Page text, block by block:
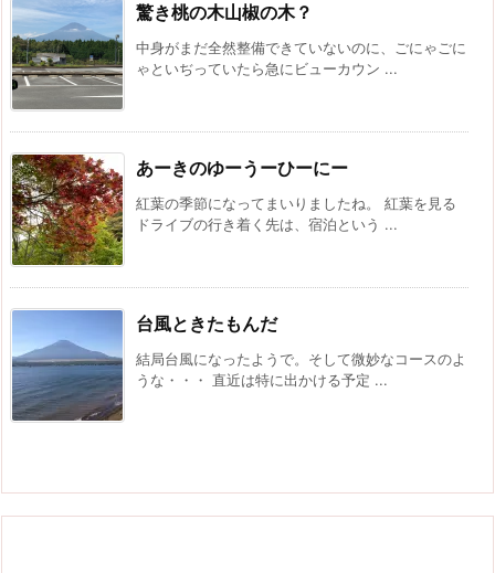
驚き桃の木山椒の木？
中身がまだ全然整備できていないのに、ごにゃごに
ゃといぢっていたら急にビューカウン ...
あーきのゆーうーひーにー
紅葉の季節になってまいりましたね。 紅葉を見る
ドライブの行き着く先は、宿泊という ...
台風ときたもんだ
結局台風になったようで。そして微妙なコースのよ
うな・・・ 直近は特に出かける予定 ...